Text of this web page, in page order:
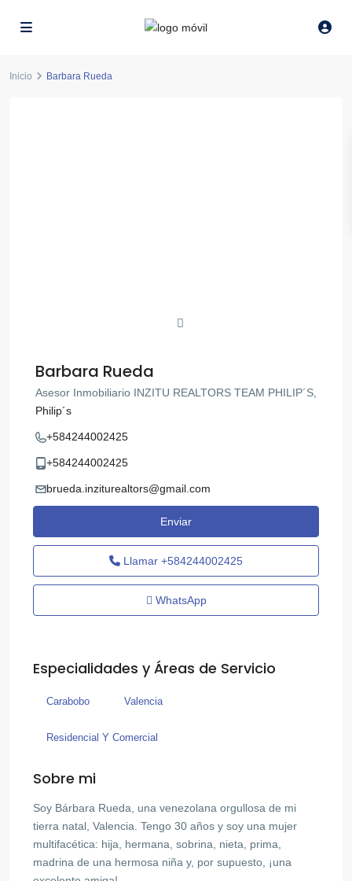
Inicio Barbara Rueda
Barbara Rueda
Asesor Inmobiliario INZITU REALTORS TEAM PHILIP´S,
Philip´s
+584244002425
+584244002425
brueda.inziturealtors@gmail.com
Enviar
Llamar +584244002425
WhatsApp
Especialidades y Áreas de Servicio
Carabobo Valencia
Residencial Y Comercial
Sobre mi
Soy Bárbara Rueda, una venezolana orgullosa de mi
tierra natal, Valencia. Tengo 30 años y soy una mujer
multifacética: hija, hermana, sobrina, nieta, prima,
madrina de una hermosa niña y, por supuesto, ¡una